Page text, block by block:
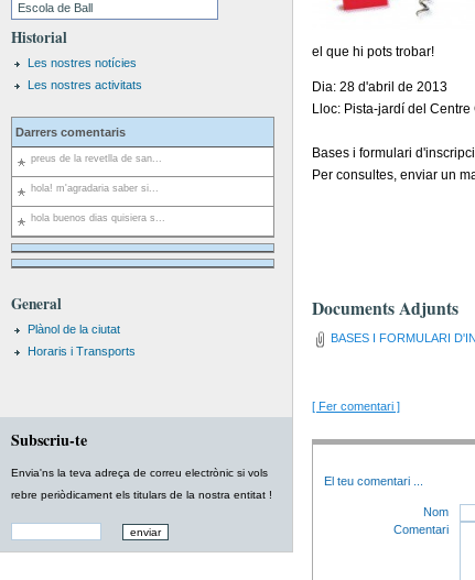
Escola de Ball
Historial
Les nostres notícies
Les nostres activitats
Darrers comentaris
preus de la revetlla de san...
hola! m'agradaria saber si...
hola buenos dias quisiera s...
General
Plànol de la ciutat
Horaris i Transports
Subscriu-te
Envia'ns la teva adreça de correu electrònic si vols
rebre periòdicament els titulars de la nostra entitat !
el que hi pots trobar!
Dia: 28 d'abril de 2013
Lloc: Pista-jardí del
Bases i formulari
Per consultes, enviar un
Documents Adjunts
BASES I FORMULARI
[ Fer comentari ]
El teu comentari
Nom
Comentari